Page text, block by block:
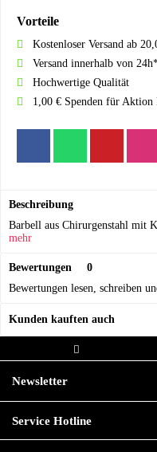
Vorteile
Kostenloser Versand ab
Versand innerhalb von
Hochwertige Qualität
1,00 € Spenden für Aktion
Beschreibung
Barbell aus Chirurgenstahl mit
mehr
Bewertungen
0
Bewertungen lesen, schreiben
Kunden kauften auch
Bestellwert
Newsletter
Service Hotline